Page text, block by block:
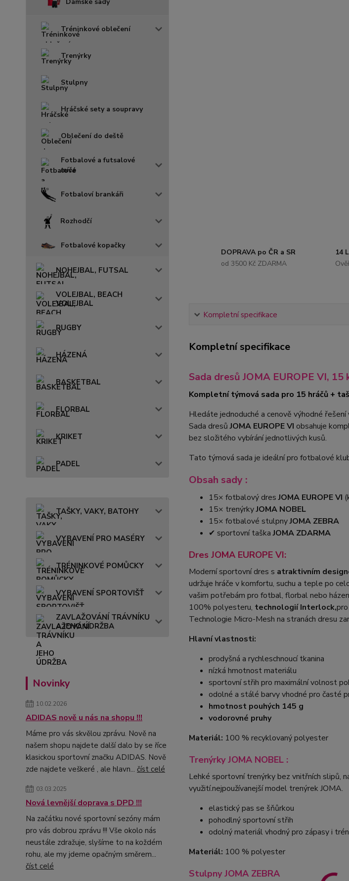
Tréninkové oblečení
Trenýrky
Stulpny
Hráčské sety a soupravy
Oblečení do deště
Fotbalové a futsalové
míče
Fotbaloví brankáři
Rozhodčí
Fotbalové kopačky
NOHEJBAL, FUTSAL
VOLEJBAL, BEACH
VOLEJBAL
RUGBY
HÁZENÁ
BASKETBAL
FLORBAL
KRIKET
PADEL
TAŠKY, VAKY, BATOHY
VYBAVENÍ PRO MASÉRY
TRÉNINKOVÉ POMŮCKY
VYBAVENÍ SPORTOVIŠŤ
ZAVLAŽOVÁNÍ TRÁVNÍKU
A JEHO ÚDRŽBA
Novinky
10.02.2026
ADIDAS nově u nás na shopu !!!
Máme pro vás skvělou zprávu. Nově na
našem shopu najdete další dalo by se říce
klasickou sportovní značku ADIDAS. Nově
zde najdete veškeré , ale hlavn... číst celé
03.03.2025
Nová levnější doprava s DPD !!!
Na začátku nové sportovní sezóny mám
pro vás dobrou zprávu !!! Vše okolo nás
neustále zdražuje, slyšíme to na koždém
rohu, ale my jdeme opačným směrem...
číst celé
DOPRAVA po ČR a SR
od 3500 Kč ZDARMA
14
Kompletní specifikace
Kompletní specifikace
Sada dresů JOMA EUROPE VI, 15
Kompletní týmová sada pro 15 hráčů +
Hledáte jednoduché a cenově výhodné
Sada dresůJOMA EUROPE VI obsahuje
bez složitého vybírání jednotlivých kusů.
Tato týmová sada je ideální pro fotbalové
Obsah sady :
15× fotbalový dresJOMA EUROPE VI
15× trenýrkyJOMA NOBEL
15× fotbalové stulpnyJOMA ZEBRA
✔ sportovní taškaJOMA ZDARMA
Dres JOMA EUROPE VI:
Moderní sportovní dres s atraktivním
udržuje hráče v komfortu, suchu a teple po
vašim potřebám pro fotbal, florbal nebo
100% polyesteru, technologií Interlock,
Technologie Micro-Mesh na stranách dresu
Hlavní vlastnosti:
prodyšná a rychleschnoucí tkanina
nízká hmotnost materiálu
sportovní střih pro maximální volnost
odolné a stálé barvy vhodné pro časté
hmotnost pouhých 145 g
vodorovné pruhy
Materiál: 100 % recyklovaný polyester
Trenýrky JOMA NOBEL :
Lehké sportovní trenýrky bez vnitřních slipů,
využití.nejpoužívanejší model trenýrek JOMA.
elastický pas se šňůrkou
pohodlný sportovní střih
odolný materiál vhodný pro zápasy i
Materiál: 100 % polyester
Stulpny JOMA ZEBRA